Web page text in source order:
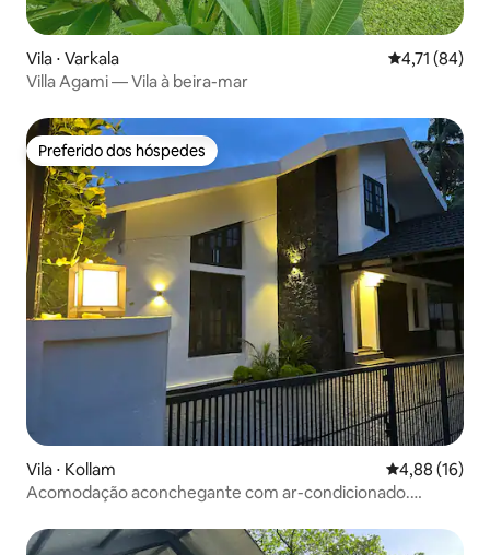
Vila ⋅ Varkala 4,71 de uma
4,71 (84)
Villa Agami — Vila à beira-mar
Preferido dos hóspedes
Preferido dos hóspedes
Vila ⋅ Kollam 4,88 de uma
4,88 (16)
Acomodação aconchegante com ar-condicionado.